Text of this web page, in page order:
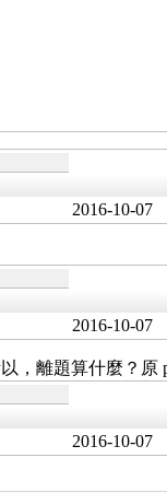
2016-10-07
2016-10-07
，離題算什麼？原
2016-10-07